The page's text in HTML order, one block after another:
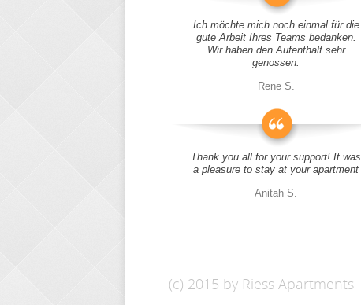
Ich möchte mich noch einmal für die
gute Arbeit Ihres Teams bedanken.
Wir haben den Aufenthalt sehr
genossen.
Rene S.
Thank you all for your support! It was
a pleasure to stay at your apartment
Anitah S.
(c) 2015 by Riess Apartments